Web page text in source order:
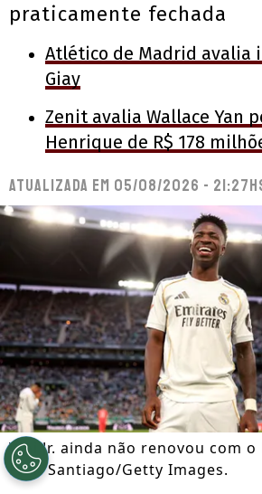
praticamente fechada
Atlético de Madrid avalia
Giay
Zenit avalia Wallace Yan
Henrique de R$ 178
Atualizada em 05/08/2026 -
Vini Jr. ainda não renovou com o
Fran Santiago/Getty Images.